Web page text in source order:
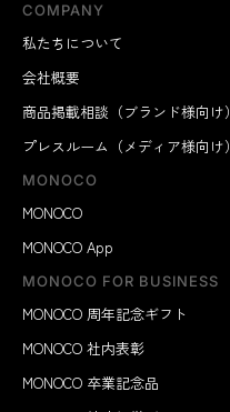
COMPANY
私たちについて
会社概要
商品掲載相談（ブランド様向け）
プレスルーム（メディア様向け）
MONOCO
MONOCO
MONOCO App
MONOCO FOR BUSINESS
MONOCO 周年記念ギフト
MONOCO 社内表彰
MONOCO 卒業記念品